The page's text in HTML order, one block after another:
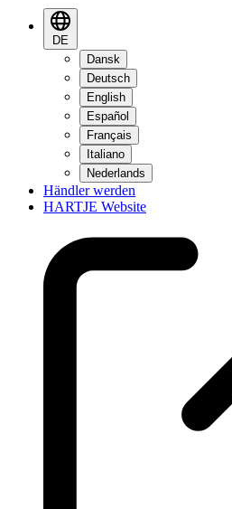
DE
Dansk
Deutsch
English
Español
Français
Italiano
Nederlands
Händler werden
HARTJE Website